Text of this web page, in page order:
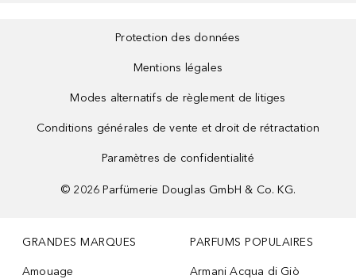
Protection des données
Mentions légales
Modes alternatifs de règlement de litiges
Conditions générales de vente et droit de rétractation
Paramètres de confidentialité
© 2026 Parfümerie Douglas GmbH & Co. KG.
GRANDES MARQUES
Amouage
PARFUMS POPULAIRES
Armani Acqua di Giò